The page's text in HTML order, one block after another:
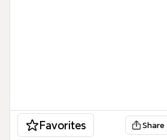
Favorites Share